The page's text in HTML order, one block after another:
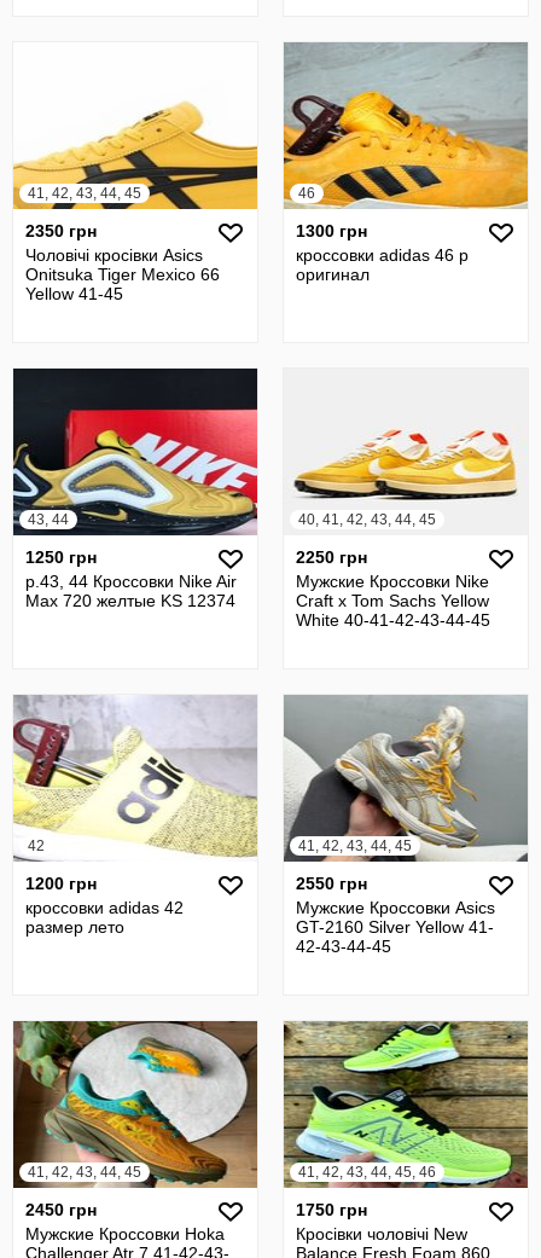
41, 42, 43, 44, 45
2350 грн
Чоловічі кросівки Asics
Onitsuka Tiger Mexico 66
Yellow 41-45
46
1300 грн
кроссовки adidas 46 р
оригинал
43, 44
1250 грн
р.43, 44 Кроссовки Nike Air
Max 720 желтые KS 12374
40, 41, 42, 43, 44, 45
2250 грн
Мужские Кроссовки Nike
Craft x Tom Sachs Yellow
White 40-41-42-43-44-45
42
1200 грн
кроссовки adidas 42
размер лето
41, 42, 43, 44, 45
2550 грн
Мужские Кроссовки Asics
GT-2160 Silver Yellow 41-
42-43-44-45
41, 42, 43, 44, 45
2450 грн
Мужские Кроссовки Hoka
Challenger Atr 7 41-42-43-
41, 42, 43, 44, 45, 46
1750 грн
Кросівки чоловічі New
Balance Fresh Foam 860